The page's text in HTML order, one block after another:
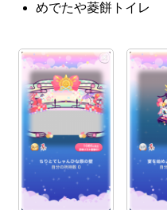
めでたや菱餅トイレ